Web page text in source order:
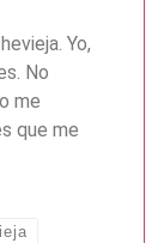
Yo,
No
me
que me